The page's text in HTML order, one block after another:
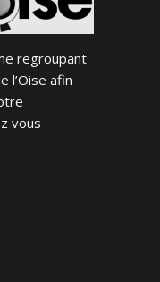
regroupant
l’Oise afin
vous